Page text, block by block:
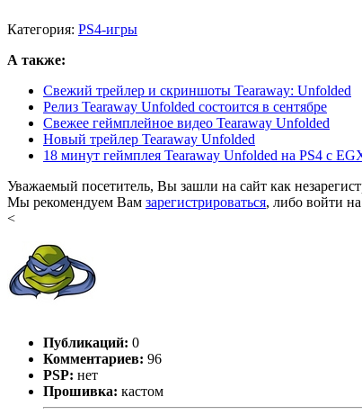
Категория: PS4-игры
А также:
Свежий трейлер и скриншоты Tearaway: Unfolded
Релиз Tearaway Unfolded состоится в сентябре
Свежее геймплейное видео Tearaway Unfolded
Новый трейлер Tearaway Unfolded
18 минут геймплея Tearaway Unfolded на PS4 с
Уважаемый посетитель, Вы зашли на сайт как
Мы рекомендуем Вам зарегистрироваться, либо войти
<
Публикаций: 0
Комментариев: 96
PSP: нет
Прошивка: кастом